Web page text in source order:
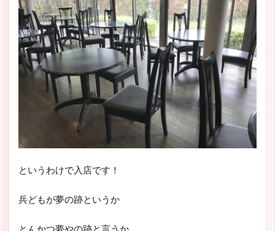
というわけで入店です！
兵どもが夢の跡というか
とんかつ夢やの跡と言うか